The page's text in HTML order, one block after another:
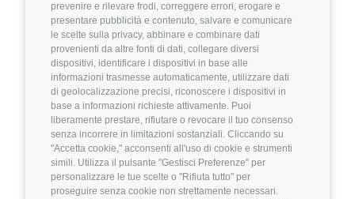
prevenire e rilevare frodi, correggere errori, erogare e
presentare pubblicità e contenuto, salvare e comunicare
le scelte sulla privacy, abbinare e combinare dati
provenienti da altre fonti di dati, collegare diversi
dispositivi, identificare i dispositivi in base alle
informazioni trasmesse automaticamente, utilizzare dati
di geolocalizzazione precisi, riconoscere i dispositivi in
base a informazioni richieste attivamente. Puoi
liberamente prestare, rifiutare o revocare il tuo consenso
senza incorrere in limitazioni sostanziali. Cliccando su
"Accetta cookie," acconsenti all'uso di cookie e strumenti
simili. Utilizza il pulsante "Gestisci Preferenze" per
personalizzare le tue scelte o "Rifiuta tutto" per
proseguire senza cookie non strettamente necessari.
Product Engineer
🏢 Welyk x Callimacus.ai
4 FuffAnnuncio Score
💰 Fino a 85.000€ all'anno
📍 Milano🏢 On-Site (fase iniziale) poi Ibrido
💼 Middle/Senior
⚙️ Backend
TypeScript Node.js